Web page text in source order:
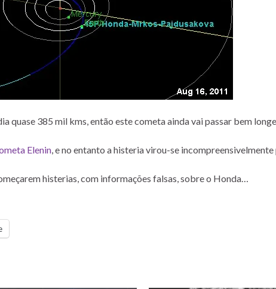
quase 385 mil kms, então este cometa ainda vai passar bem
Elenin, e no entanto a histeria virou-se incompreensivelmente
histerias, com informações falsas, sobre o Honda…